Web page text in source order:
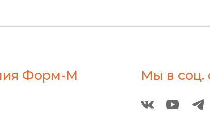
Форм-М Мы в соц.